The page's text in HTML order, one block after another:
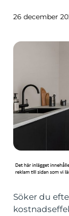
26 december
Söker du